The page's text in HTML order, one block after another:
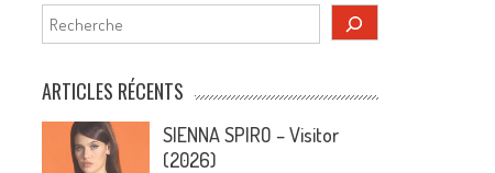
Rechercher
ARTICLES RÉCENTS
SIENNA SPIRO – Visitor
(2026)